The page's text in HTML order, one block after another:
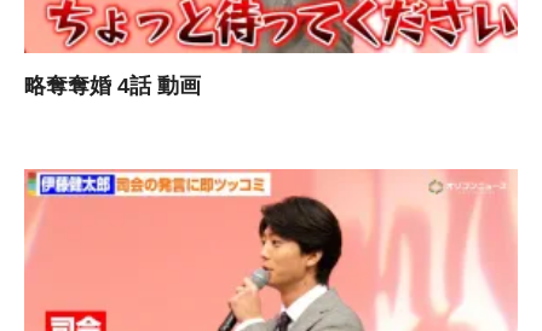
略奪奪婚 4話 動画